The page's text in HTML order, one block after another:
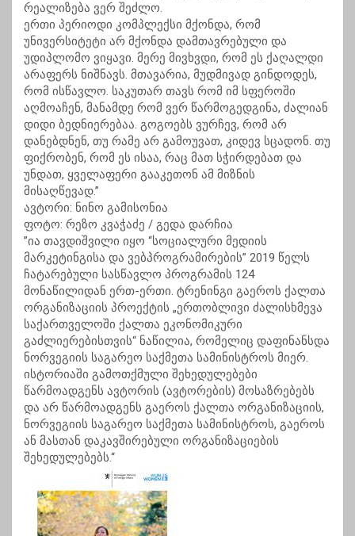
რეალიზება ვერ შეძლო.
ერთი პერიოდი კომპლექსი მქონდა, რომ
უნივერსიტეტი არ მქონდა დამთავრებული და
უდიპლომო ვიყავი. მერე მივხვდი, რომ ეს ქაღალდი
არაფერს ნიშნავს. მთავარია, მუდმივად გინდოდეს,
რომ ისწავლო. საკუთარ თავს რომ იმ სფეროში
აღმოაჩენ, მანამდე რომ ვერ წარმოგედგინა, ძალიან
დიდი ბედნიერებაა. გოგოებს ვურჩევ, რომ არ
დანებდნენ, თუ რამე არ გამოუვათ, კიდევ სცადონ. თუ
ფიქრობენ, რომ ეს ისაა, რაც მათ სჭირდებათ და
უნდათ, ყველაფერი გააკეთონ ამ მიზნის
მისაღწევად.”
ავტორი: ნინო გამისონია
ფოტო: რეზო კვაჭაძე / გედა დარჩია
”ია თავდიშვილი იყო “სოციალური მედიის
მარკეტინგისა და ვებპროგრამირების” 2019 წელს
ჩატარებული სასწავლო პროგრამის 124
მონაწილიდან ერთ-ერთი. ტრენინგი გაეროს ქალთა
ორგანიზაციის პროექტის „ერთობლივი ძალისხმევა
საქართველოში ქალთა ეკონომიკური
გაძლიერებისთვის“ ნაწილია, რომელიც დაფინანსდა
ნორვეგიის საგარეო საქმეთა სამინისტროს მიერ.
ისტორიაში გამოთქმული შეხედულებები
წარმოადგენს ავტორის (ავტორების) მოსაზრებებს
და არ წარმოადგენს გაეროს ქალთა ორგანიზაციის,
ნორვეგიის საგარეო საქმეთა სამინისტროს, გაეროს
ან მასთან დაკავშირებული ორგანიზაციების
შეხედულებებს.“